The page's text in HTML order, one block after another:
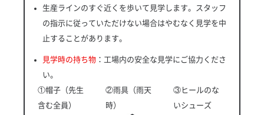
生産ラインのすぐ近くを歩いて見学します。スタッフ
の指示に従っていただけない場合はやむなく見学を中
止することがあります。
見学時の持ち物 ：工場内の安全な見学にご協力くださ
い。
①帽子（先生
含む全員）
②雨具（雨天
時）
③ヒールのな
いシューズ